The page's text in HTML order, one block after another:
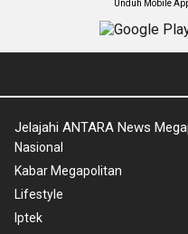
Unduh Mobile
Jelajahi ANTARA News
Nasional
Kabar Megapolitan
Lifestyle
Iptek